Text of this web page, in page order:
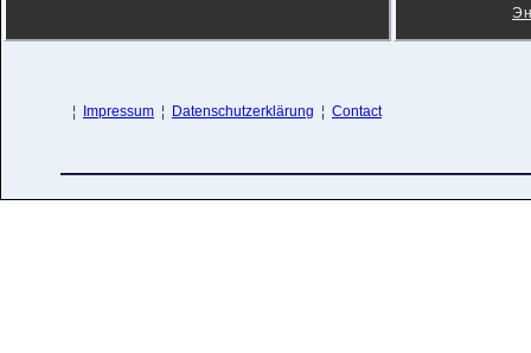
¦ Impressum ¦ Datenschutzerklärung ¦ Contact